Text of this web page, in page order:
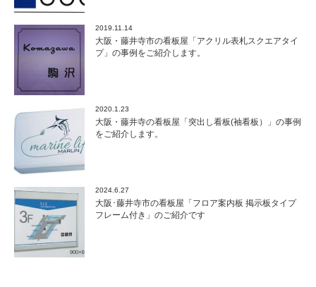
2019.11.14
大阪・藤井寺市の看板屋「アクリル表札スクエアタイ
プ」の事例をご紹介します。
2020.1.23
大阪・藤井寺の看板屋「突出し看板(袖看板）」の事例
をご紹介します。
2024.6.27
大阪･藤井寺市の看板屋「フロア案内板 掲示板タイプ
フレーム付き」のご紹介です